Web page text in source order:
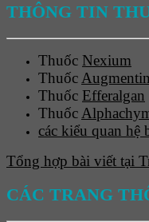
THÔNG TIN
Thuốc Nexium
Thuốc Augmentin
Thuốc Efferalgan
Thuốc
các kiểu quan hệ
Tổng hợp bài viết tại
CÁC TRANG